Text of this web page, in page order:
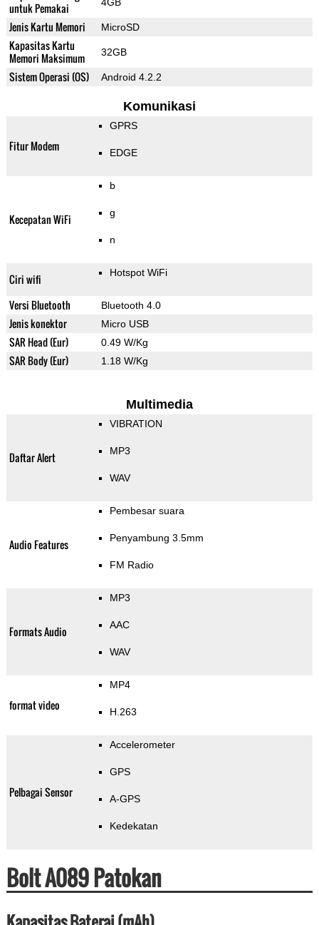
untuk Pemakai
Jenis Kartu Memori MicroSD
Kapasitas Kartu
Memori Maksimum
32GB
Sistem Operasi (OS) Android 4.2.2
Komunikasi
Fitur Modem
GPRS
EDGE
Kecepatan WiFi
b
g
n
Ciri wifi Hotspot WiFi
Versi Bluetooth Bluetooth 4.0
Jenis konektor Micro USB
SAR Head (Eur) 0.49 W/Kg
SAR Body (Eur) 1.18 W/Kg
Multimedia
Daftar Alert
VIBRATION
MP3
WAV
Audio Features
Pembesar suara
Penyambung 3.5mm
FM Radio
Formats Audio
MP3
AAC
WAV
format video
MP4
H.263
Pelbagai Sensor
Accelerometer
GPS
A-GPS
Kedekatan
Bolt A089 Patokan